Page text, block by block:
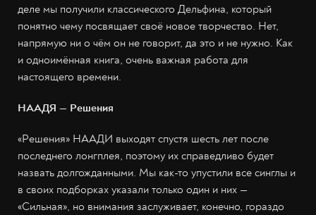
деле мы получили классического Дельфина, который
понятно чему посвящает своё новое творчество. Нет,
напрямую ни о чём он не говорит, да это и не нужно. Как
и одноимённая книга, очень важная работа для
настоящего времени.
НААДЯ — Решения
«Решения» НААДИ выходят спустя шесть лет после
последнего лонгплея, поэтому их справедливо будет
назвать долгожданными. Мы как-то упустили все синглы и
в своих подборках указали только один и них —
«Сильная», но внимания заслуживает, конечно, гораздо